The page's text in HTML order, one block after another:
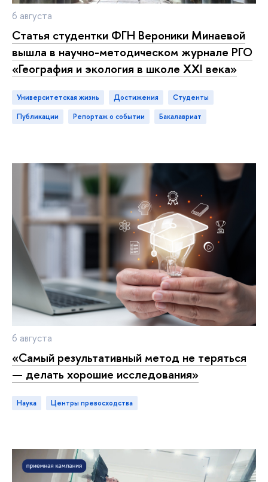
6 августа
Статья студентки ФГН Вероники Минаевой
ышла в научно-методическом журнале РГО
«География и экология в школе XXI века»
Университетская жизнь достижения
студенты
публикации
репортаж о событии акалавриат
6 августа
«Самый результативный метод не теряться
— делать хорошие исследования»
Наука центры превосходства